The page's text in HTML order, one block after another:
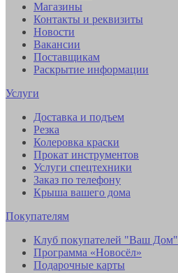
Магазины
Контакты и реквизиты
Новости
Вакансии
Поставщикам
Раскрытие информации
Услуги
Доставка и подъем
Резка
Колеровка краски
Прокат инструментов
Услуги спецтехники
Заказ по телефону
Крыша вашего дома
Покупателям
Клуб покупателей "Ваш Дом"
Программа «Новосёл»
Подарочные карты